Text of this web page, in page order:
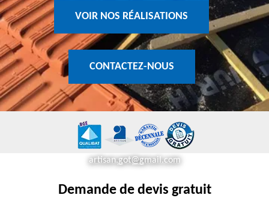
VOIR NOS RÉALISATIONS
CONTACTEZ-NOUS
artisan.got@gmail.com
Demande de devis gratuit